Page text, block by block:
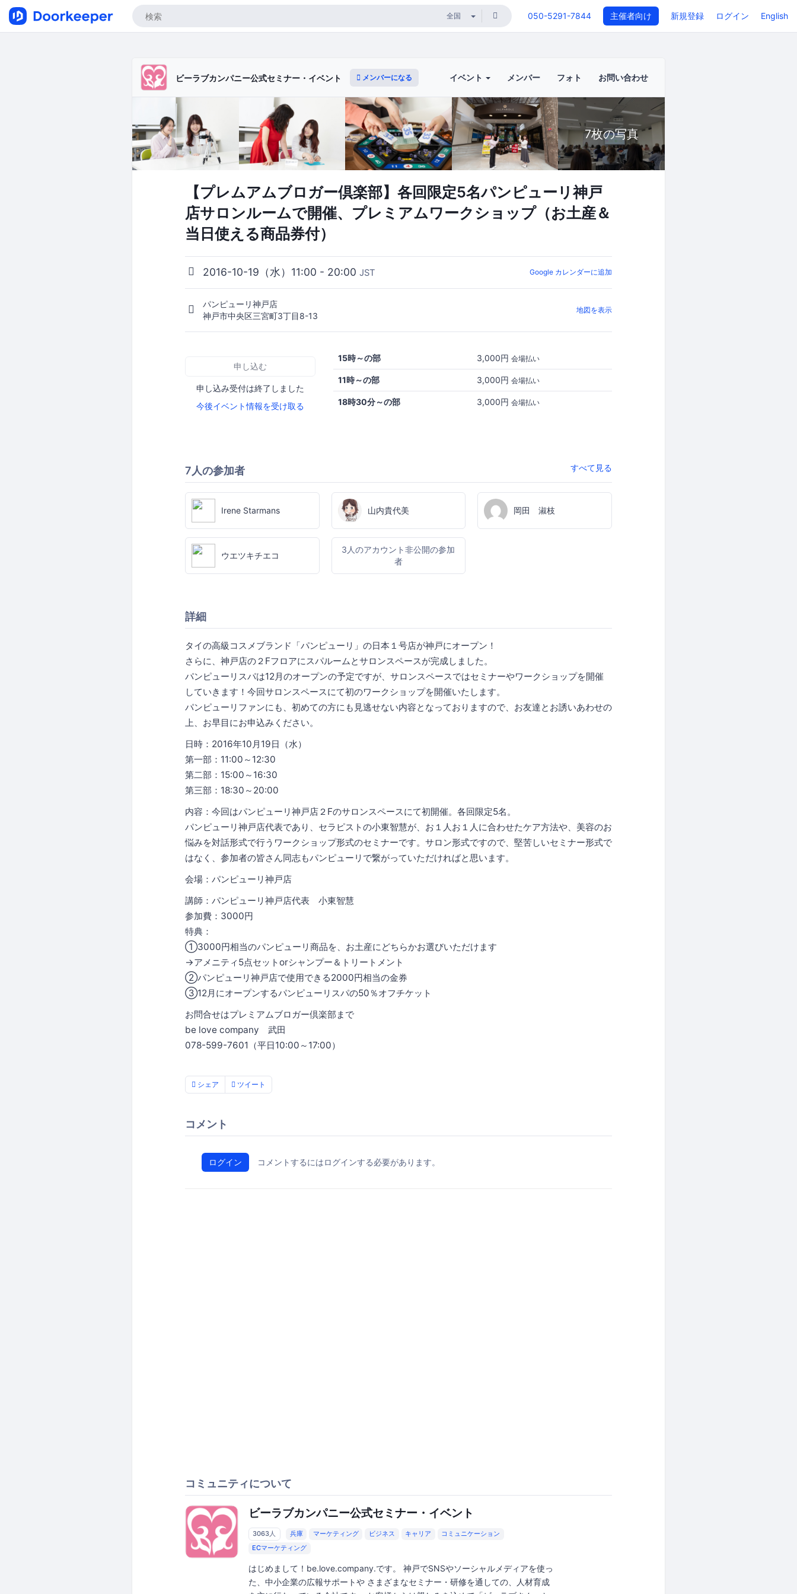
050-5291-7844 主催者向け 新規登録 ログイン English
ビーラブカンパニー公式セミナー・イベント メンバーになる イベント メンバー フォト お問い合わせ
7枚の写真
【プレムアムブロガー倶楽部】各回限定5名パンピューリ神戸
店サロンルームで開催、プレミアムワークショップ（お土産＆
当日使える商品券付）
2016-10-19（水）11:00 - 20:00 JST Google カレンダーに追加
パンピューリ神戸店
神戸市中央区三宮町3丁目8-13
地図を表示
申し込む
申し込み受付は終了しました
今後イベント情報を受け取る
15時～の部 3,000円 会場払い
11時～の部 3,000円 会場払い
18時30分～の部 3,000円 会場払い
7人の参加者 すべて見る
Irene Starmans 山内貴代美 岡田 淑枝
ウエツキチエコ
3人のアカウント非公開の参加
者
詳細
タイの高級コスメブランド「パンピューリ」の日本１号店が神戸にオープン！
さらに、神戸店の２Fフロアにスパルームとサロンスペースが完成しました。
パンピューリスパは12月のオープンの予定ですが、サロンスペースではセミナーやワークショップを開催
していきます！今回サロンスペースにて初のワークショップを開催いたします。
パンピューリファンにも、初めての方にも見逃せない内容となっておりますので、お友達とお誘いあわせの
上、お早目にお申込みください。
日時：2016年10月19日（水）
第一部：11:00～12:30
第二部：15:00～16:30
第三部：18:30～20:00
内容：今回はパンピューリ神戸店２Fのサロンスペースにて初開催。各回限定5名。
パンピューリ神戸店代表であり、セラピストの小東智慧が、お１人お１人に合わせたケア方法や、美容のお
悩みを対話形式で行うワークショップ形式のセミナーです。サロン形式ですので、堅苦しいセミナー形式で
はなく、参加者の皆さん同志もパンピューリで繋がっていただければと思います。
会場：パンピューリ神戸店
講師：パンピューリ神戸店代表 小東智慧
参加費：3000円
特典：
①3000円相当のパンピューリ商品を、お土産にどちらかお選びいただけます
→アメニティ5点セットorシャンプー＆トリートメント
②パンピューリ神戸店で使用できる2000円相当の金券
③12月にオープンするパンピューリスパの50％オフチケット
お問合せはプレミアムブロガー倶楽部まで
be love company 武田
078-599-7601（平日10:00～17:00）
シェア ツイート
コメント
ログイン コメントするにはログインする必要があります。
コミュニティについて
ビーラブカンパニー公式セミナー・イベント
3063人 兵庫 マーケティング ビジネス キャリア
コミュニケーション
ECマーケティング
はじめまして！be.love.company.です。 神戸でSNSやソーシャルメディアを使っ
た、中小企業の広報サポートや さまざまなセミナー・研修を通しての、人材育成